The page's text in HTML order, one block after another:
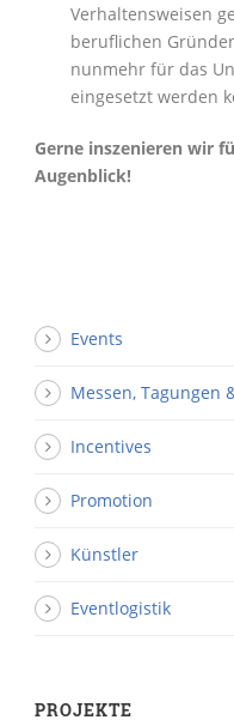
Verhaltensweisen
beruflichen
nunmehr für das
eingesetzt werden
Gerne inszenieren wir
Augenblick!
Events
Messen, Tagungen
Incentives
Promotion
Künstler
Eventlogistik
PROJEKTE